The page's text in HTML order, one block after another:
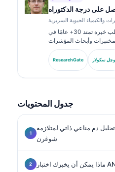
على درجة الدكتوراه
والكيمياء الحيوية السريرية
الأستاذ الدكتور هانس فيبر يجلب خبرة تمتد 30+ عامًا في
وأبحاث المؤشرات
الألمانية للكيمياء
لوحات التشخيص، وتوحيد
المخبري المدعوم بالذكاء
ResearchGate سكولار
جدول المحتويات
دم مناعي ذاتي لمتلازمة
شوغرن